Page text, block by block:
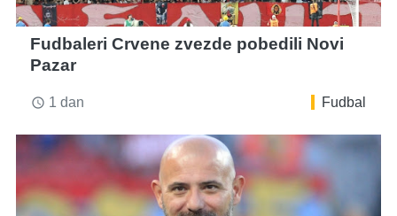
Fudbaleri Crvene zvezde pobedili Novi
Pazar
access_time 1 dan Fudbal